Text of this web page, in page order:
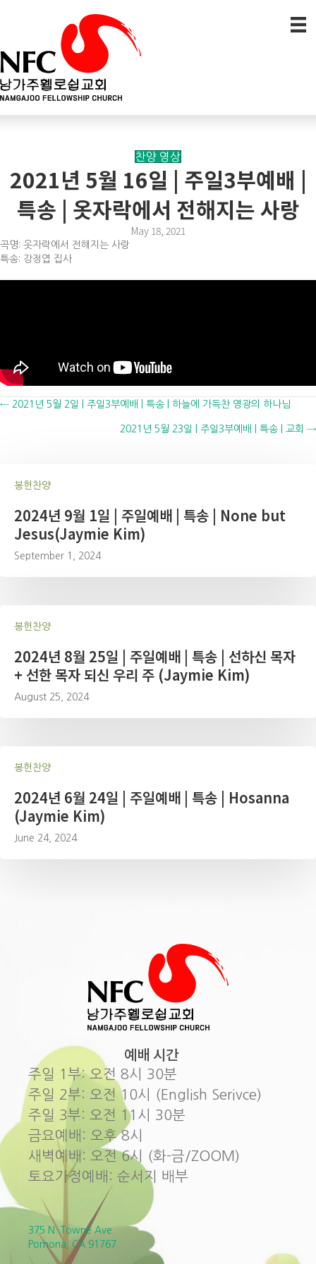
찬양 영상
2021년 5월 16일 | 주일3부예배 |
특송 | 옷자락에서 전해지는 사랑
May 18, 2021
곡명: 옷자락에서 전해지는 사랑
특송: 강정엽 집사
Posts
← 2021년 5월 2일 | 주일3부예배 | 특송 | 하늘에 가득찬 영광의 하나님
2021년 5월 23일 | 주일3부예배 | 특송 | 교회 →
봉헌찬양
2024년 9월 1일 | 주일예배 | 특송 | None but
Jesus(Jaymie Kim)
September 1, 2024
봉헌찬양
2024년 8월 25일 | 주일예배 | 특송 | 선하신 목자
+ 선한 목자 되신 우리 주 (Jaymie Kim)
August 25, 2024
봉헌찬양
2024년 6월 24일 | 주일예배 | 특송 | Hosanna
(Jaymie Kim)
June 24, 2024
예배 시간
주일 1부: 오전 8시 30분
주일 2부: 오전 10시 (English Serivce)
주일 3부: 오전 11시 30분
금요예배: 오후 8시
새벽예배: 오전 6시 (화-금/ZOOM)
토요가정예배: 순서지 배부
375 N. Towne Ave.
Pomona, CA 91767